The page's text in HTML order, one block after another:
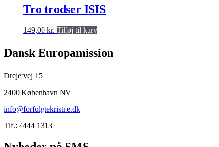
Tro trodser ISIS
149,00 kr. Tilføj til kurv
Dansk Europamission
Drejervej 15
2400 København NV
info@forfulgtekristne.dk
Tlf.: 4444 1313